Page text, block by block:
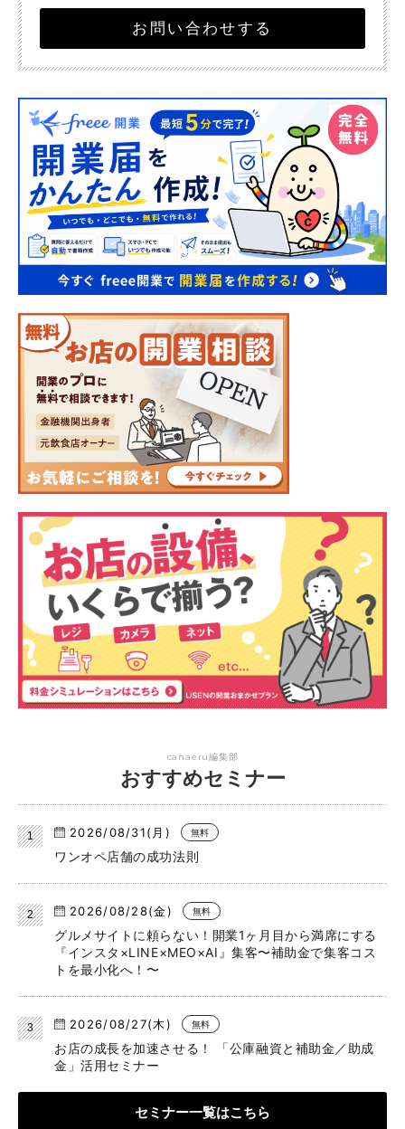
お問い合わせする
canaeru編集部
おすすめセミナー
2026/08/31(月) 無料
ワンオペ店舗の成功法則
2026/08/28(金) 無料
グルメサイトに頼らない！開業1ヶ月目から満席にする
『インスタ×LINE×MEO×AI』集客〜補助金で集客コス
トを最小化へ！〜
2026/08/27(木) 無料
お店の成長を加速させる！ 「公庫融資と補助金／助成
金」活用セミナー
セミナー一覧はこちら